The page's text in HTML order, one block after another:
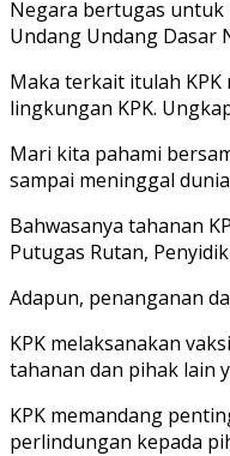
Negara bertugas untuk
Undang Undang Dasar
Maka terkait itulah KPK
lingkungan KPK.
Mari kita pahami
sampai meninggal
Bahwasanya tahanan
Putugas Rutan,
Adapun, penanganan
KPK melaksanakan
tahanan dan pihak lain
KPK memandang
perlindungan kepada